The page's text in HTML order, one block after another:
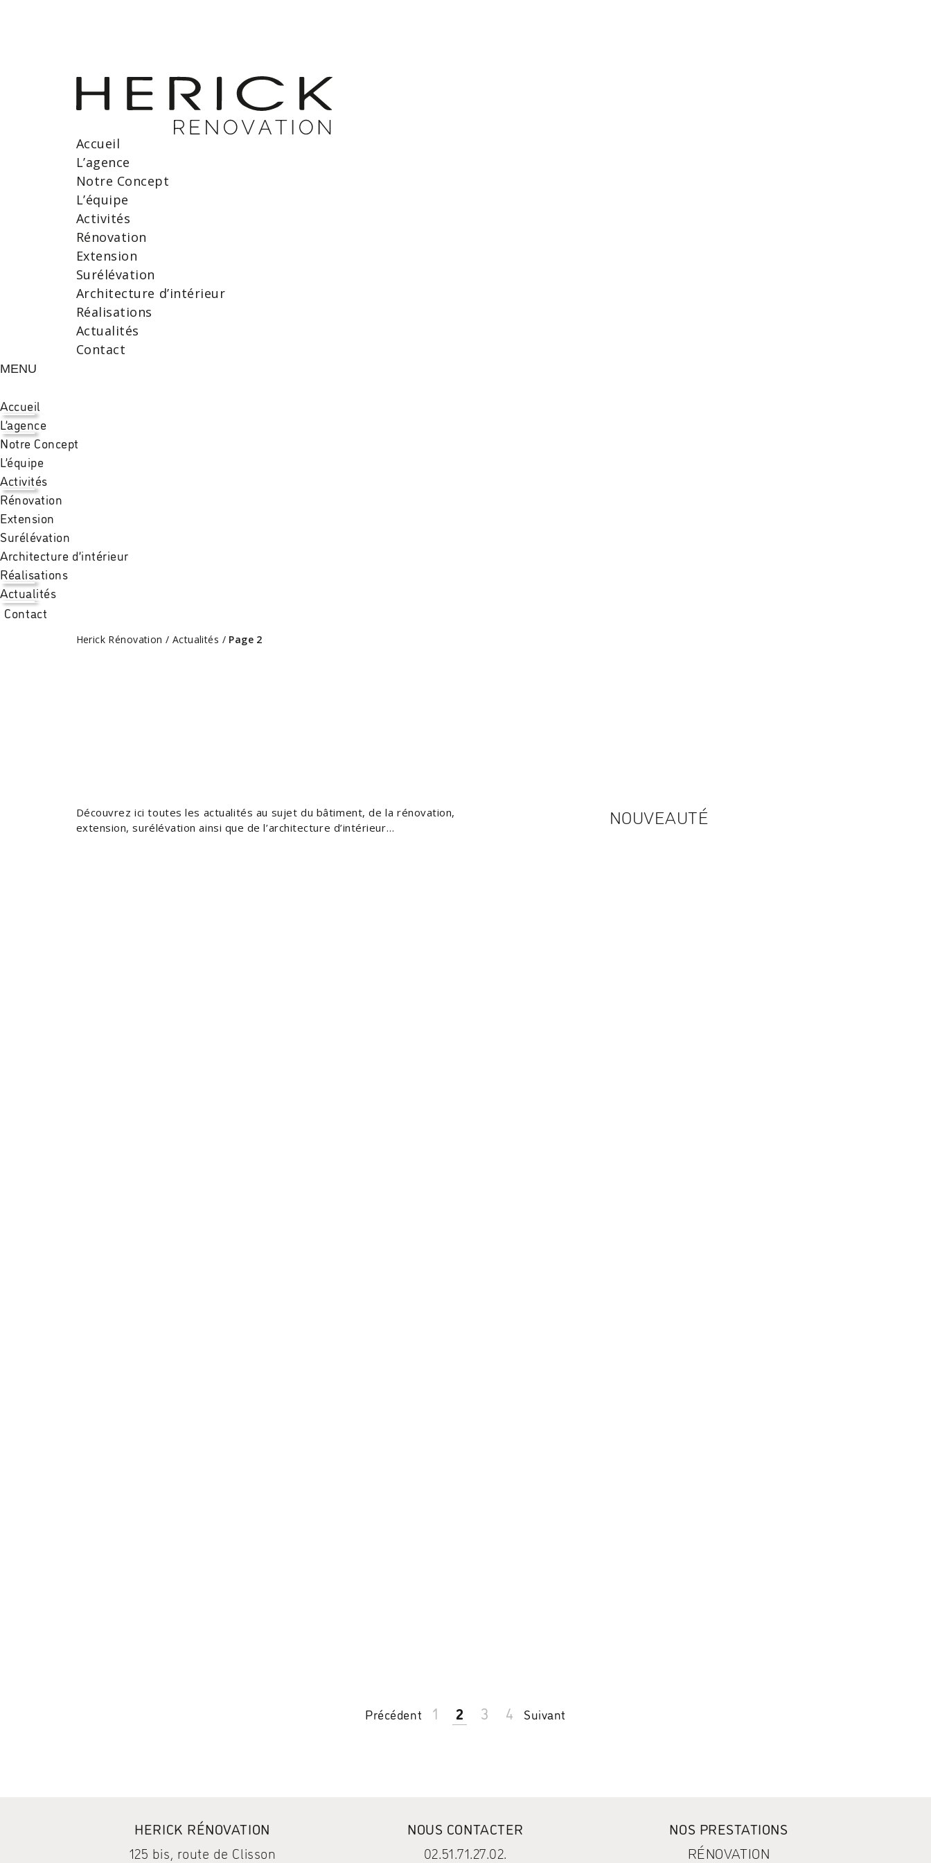
Accueil
L’agence
Notre Concept
L’équipe
Activités
Rénovation
Extension
Surélévation
Architecture d’intérieur
Réalisations
Actualités
Contact
MENU
Accueil
L’agence
Notre Concept
L’équipe
Activités
Rénovation
Extension
Surélévation
Architecture d’intérieur
Réalisations
Actualités
Contact
Herick Rénovation / Actualités / Page 2
Découvrez ici toutes les actualités au sujet du bâtiment, de la rénovation,
extension, surélévation ainsi que de l’architecture d’intérieur…
NOUVEAUTÉ
Précédent 1 2 3 4 Suivant
HERICK RÉNOVATION
125 bis, route de Clisson
NOUS CONTACTER
02.51.71.27.02.
NOS PRESTATIONS
RÉNOVATION